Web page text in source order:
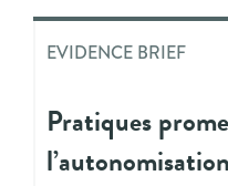
EVIDENCE BRIEF
Pratiques